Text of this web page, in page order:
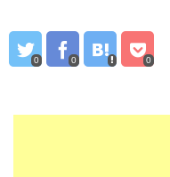
0 0 0